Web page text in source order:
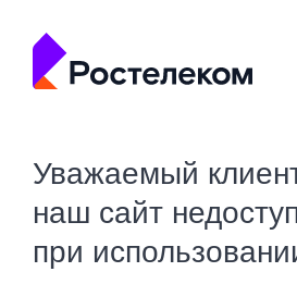
Уважаемый
наш сайт
при